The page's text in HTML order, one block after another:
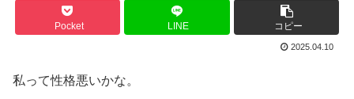
Pocket LINE コピー
2025.04.10
私って性格悪いかな。